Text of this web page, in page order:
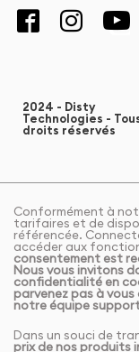
2024 - Disty
Technologies -
droits réservés
Conformément à
tarifaires et de
référencée.
accéder aux
consentement est
Nous vous invitons
confidentialité en
parvenez pas à
notre équipe
Dans un souci de
prix de nos produits